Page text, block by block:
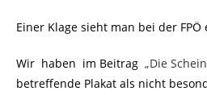
Einer Klage sieht man bei der
Wir haben im Beitrag „Die
betreffende Plakat als nicht